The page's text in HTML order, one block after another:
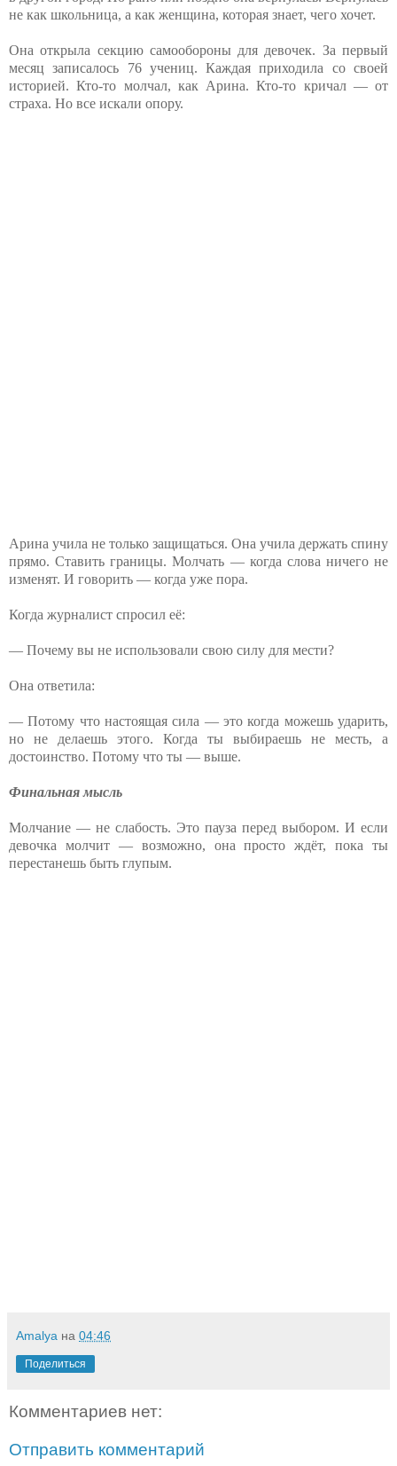
не как школьница, а как женщина, которая знает, чего хочет.
Она открыла секцию самообороны для девочек. За первый
месяц записалось 76 учениц. Каждая приходила со своей
историей. Кто-то молчал, как Арина. Кто-то кричал — от
страха. Но все искали опору.
Арина учила не только защищаться. Она учила держать спину
прямо. Ставить границы. Молчать — когда слова ничего не
изменят. И говорить — когда уже пора.
Когда журналист спросил её:
— Почему вы не использовали свою силу для мести?
Она ответила:
— Потому что настоящая сила — это когда можешь ударить,
но не делаешь этого. Когда ты выбираешь не месть, а
достоинство. Потому что ты — выше.
Финальная мысль
Молчание — не слабость. Это пауза перед выбором. И если
девочка молчит — возможно, она просто ждёт, пока ты
перестанешь быть глупым.
Amalya на 04:46
Поделиться
Комментариев нет:
Отправить комментарий